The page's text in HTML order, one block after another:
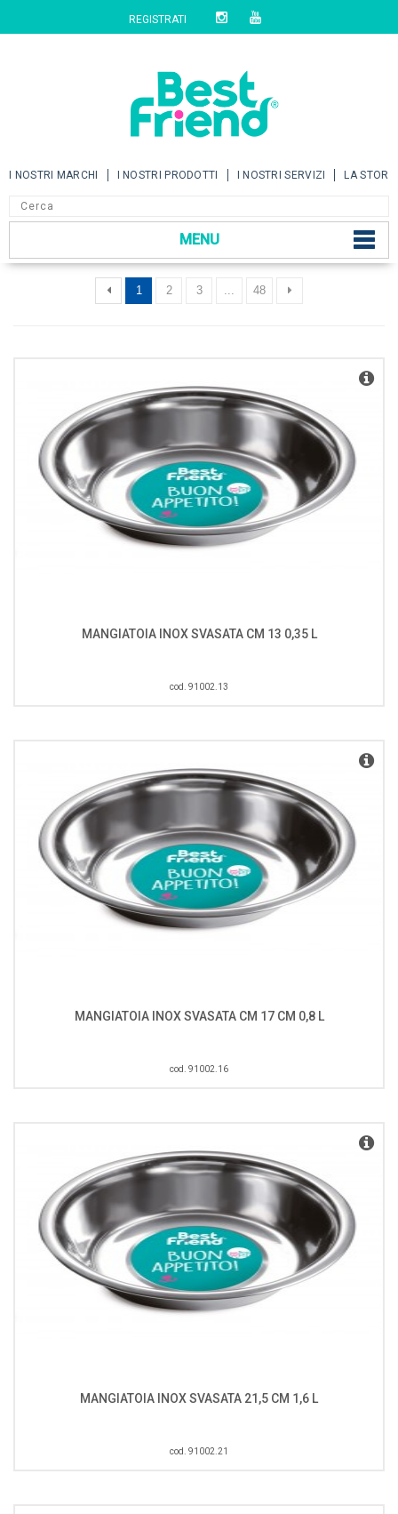
REGISTRATI
I NOSTRI MARCHI I NOSTRI PRODOTTI I NOSTRI SERVIZI LA
MENU
1 2 3 48
MANGIATOIA INOX SVASATA CM 13 0,35 L
cod. 91002.13
MANGIATOIA INOX SVASATA CM 17 CM 0,8 L
cod. 91002.16
MANGIATOIA INOX SVASATA 21,5 CM 1,6 L
cod. 91002.21